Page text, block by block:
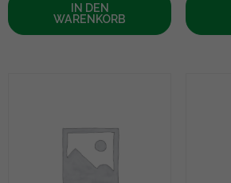
IN DEN
WARENKORB